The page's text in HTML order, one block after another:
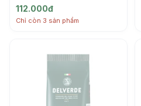
112.000đ
Chỉ còn 3 sản phẩm